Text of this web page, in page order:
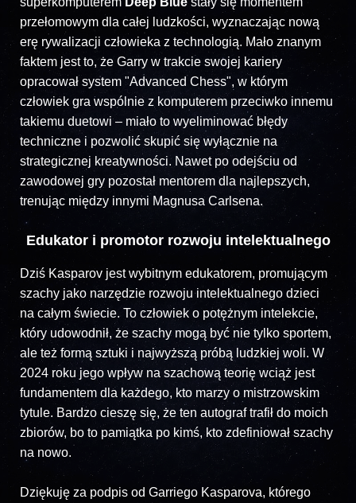
przełomowym dla całej ludzkości, wyznaczając nową
erę rywalizacji człowieka z technologią. Mało znanym
faktem jest to, że Garry w trakcie swojej kariery
opracował system "Advanced Chess", w którym
człowiek gra wspólnie z komputerem przeciwko innemu
takiemu duetowi – miało to wyeliminować błędy
techniczne i pozwolić skupić się wyłącznie na
strategicznej kreatywności. Nawet po odejściu od
zawodowej gry pozostał mentorem dla najlepszych,
trenując między innymi Magnusa Carlsena.
Edukator i promotor rozwoju intelektualnego
Dziś Kasparov jest wybitnym edukatorem, promującym
szachy jako narzędzie rozwoju intelektualnego dzieci
na całym świecie. To człowiek o potężnym intelekcie,
który udowodnił, że szachy mogą być nie tylko sportem,
ale też formą sztuki i najwyższą próbą ludzkiej woli. W
2024 roku jego wpływ na szachową teorię wciąż jest
fundamentem dla każdego, kto marzy o mistrzowskim
tytule. Bardzo cieszę się, że ten autograf trafił do moich
zbiorów, bo to pamiątka po kimś, kto zdefiniował szachy
na nowo.
Dziękuję za podpis od Garriego Kasparova, którego